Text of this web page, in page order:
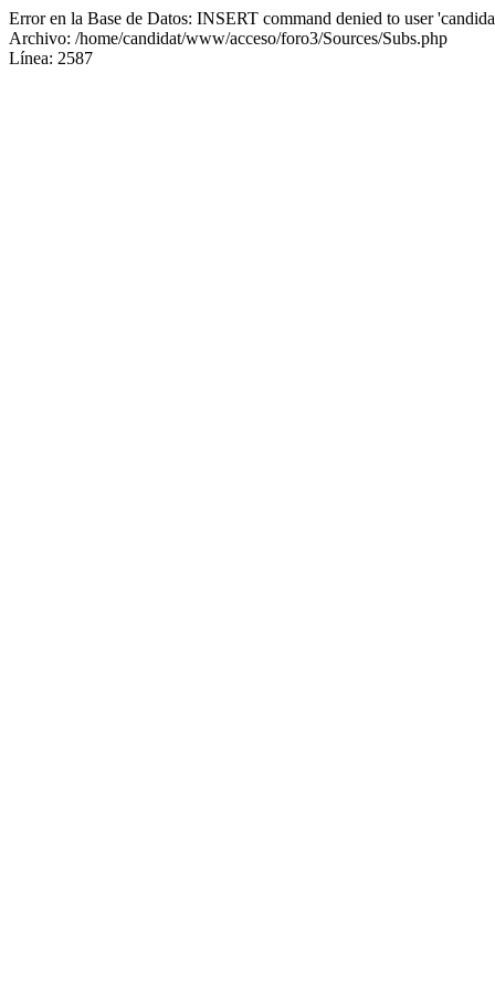
Error en la Base de Datos: INSERT command denied to user
Archivo: /home/candidat/www/acceso/foro3/Sources/Subs.php
Línea: 2587